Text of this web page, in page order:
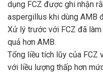
dụng FCZ được ghi nhận
aspergillus khi dùng AMB
Xử lý trước với FCZ đã
quả hơn AMB.
Tổng liều tích lũy của FCZ
với liều lượng thấp hơn